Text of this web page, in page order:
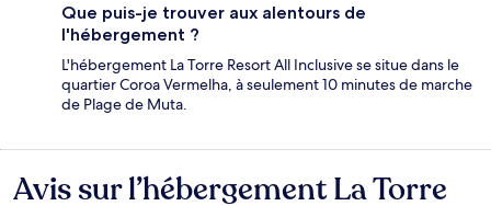
Que puis-je trouver aux alentours de
l'hébergement ?
L'hébergement La Torre Resort All Inclusive se situe dans le
quartier Coroa Vermelha, à seulement 10 minutes de marche
de Plage de Muta.
Avis
Avis sur l’hébergement La Torre